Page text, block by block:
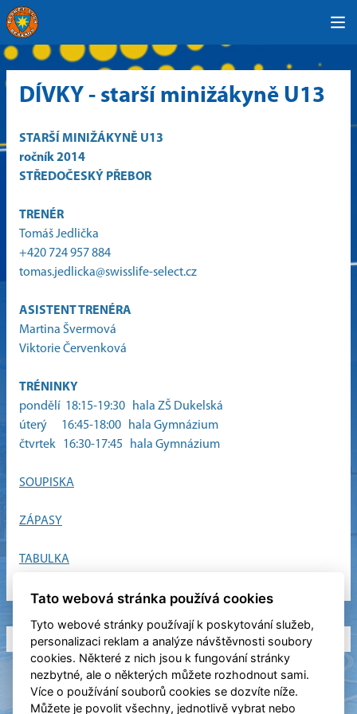
DÍVKY - starší minižákyně U13
STARŠÍ MINIŽÁKYNĚ U13
ročník 2014
STŘEDOČESKÝ PŘEBOR
TRENÉR
Tomáš Jedlička
+420 724 957 884
tomas.jedlicka@swisslife-select.cz
ASISTENT TRENÉRA
Martina Švermová
Viktorie Červenková
TRÉNINKY
pondělí 18:15-19:30 hala ZŠ Dukelská
úterý 16:45-18:00
hala Gymnázium
čtvrtek 16:30-17:45
hala Gymnázium
SOUPISKA
ZÁPASY
TABULKA
Tato webová stránka používá cookies
Tyto webové stránky používají k poskytování služeb,
personalizaci reklam a analýze návštěvnosti soubory
cookies. Některé z nich jsou k fungování stránky
nezbytné, ale o některých můžete rozhodnout sami.
Více o používání souborů cookies se dozvíte níže.
Můžete je povolit všechny, jednotlivě vybrat nebo